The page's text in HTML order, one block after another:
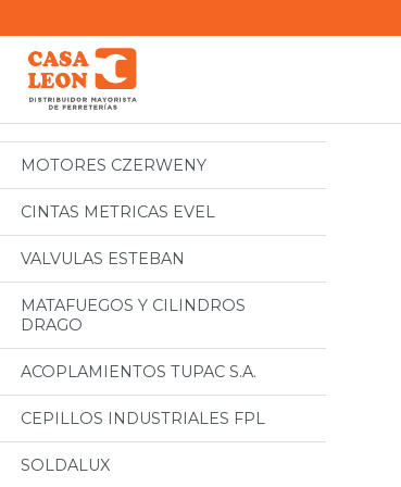
Categorias
Todos
MOTORES CZERWENY
CINTAS METRICAS EVEL
VALVULAS ESTEBAN
MATAFUEGOS Y CILINDROS
DRAGO
ACOPLAMIENTOS TUPAC S.A.
CEPILLOS INDUSTRIALES FPL
SOLDALUX